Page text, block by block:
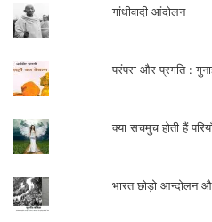
गांधीवादी आंदोलन
परंपरा और प्रगति :
क्या सचमुच होती हैं
भारत छोड़ो आन्दोलन